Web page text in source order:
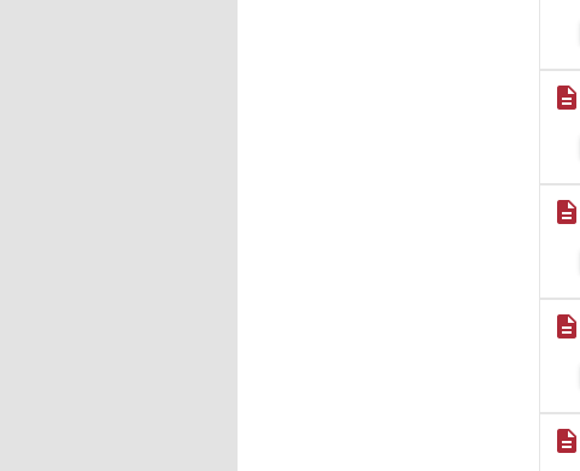
description
description
description
description